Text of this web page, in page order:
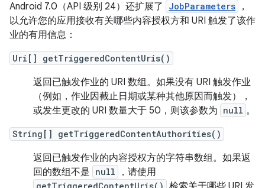
Android 7.0（API 级别 24）还扩展了 JobParameters
，
以允许您的应用接收有关哪些内容授权方和 URI 触发了该作
业的有用信息：
Uri[] getTriggeredContentUris()
返回已触发作业的 URI 数组。如果没有 URI 触发作业
（例如，作业因截止日期或某种其他原因而触发），
或发生更改的 URI 数量大于 50，则该参数为 null 。
String[] getTriggeredContentAuthorities()
返回已触发作业的内容授权方的字符串数组。如果返
回的数组不是 null ，请使用